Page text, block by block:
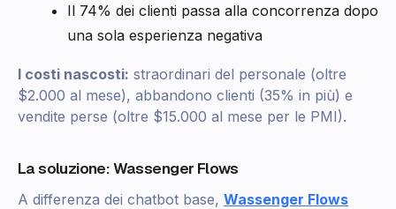
Il 74% dei clienti passa alla concorrenza dopo
una sola esperienza negativa
I costi nascosti: straordinari del personale (oltre
$2.000 al mese), abbandono clienti (35% in più) e
vendite perse (oltre $15.000 al mese per le PMI).
La soluzione: Wassenger Flows
A differenza dei chatbot base, Wassenger Flows